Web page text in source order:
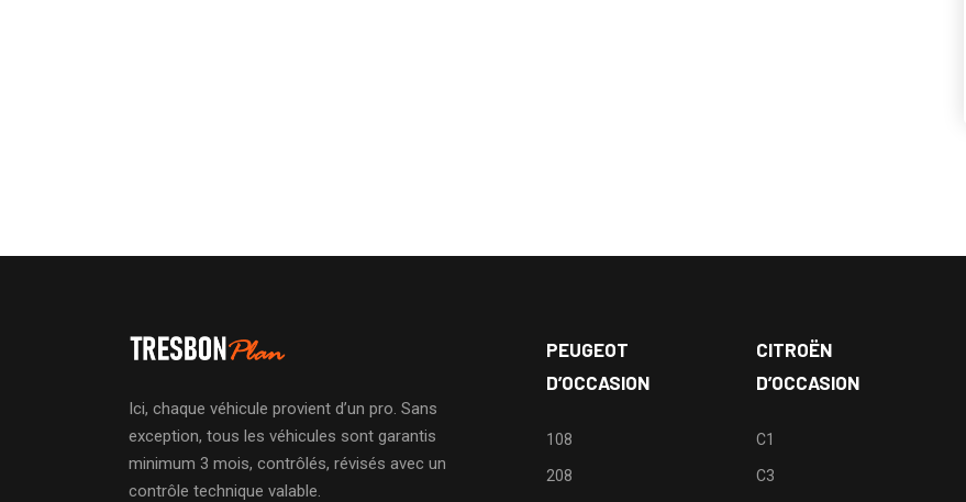
Ici, chaque véhicule provient d’un pro. Sans
exception, tous les véhicules sont garantis
minimum 3 mois, contrôlés, révisés avec un
contrôle technique valable.
PEUGEOT
D’OCCASION
108
208
CITROËN
D’OCCASION
C1
C3